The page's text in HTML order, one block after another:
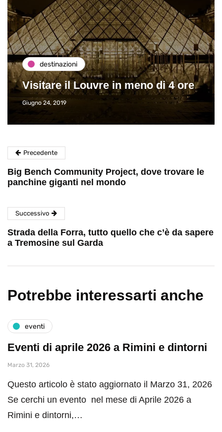
destinazioni
Visitare il Louvre in meno di 4 ore
Giugno 24, 2019
Precedente
Big Bench Community Project, dove trovare le
panchine giganti nel mondo
Successivo
Strada della Forra, tutto quello che c’è da sapere
a Tremosine sul Garda
Potrebbe interessarti anche
eventi
Eventi di aprile 2026 a Rimini e dintorni
Marzo 31, 2026
Questo articolo è stato aggiornato il Marzo 31, 2026
Se cerchi un evento nel mese di Aprile 2026 a
Rimini e dintorni,…